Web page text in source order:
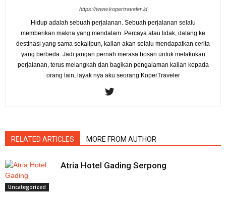
https://www.kopertraveler.id
Hidup adalah sebuah perjalanan. Sebuah perjalanan selalu
memberikan makna yang mendalam. Percaya atau tidak, datang ke
destinasi yang sama sekalipun, kalian akan selalu mendapatkan cerita
yang berbeda. Jadi jangan pernah merasa bosan untuk melakukan
perjalanan, terus melangkah dan bagikan pengalaman kalian kepada
orang lain, layak nya aku seorang KoperTraveler
RELATED ARTICLES MORE FROM AUTHOR
Uncategorized
Atria Hotel Gading Serpong